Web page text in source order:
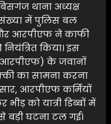
थाना अध्यक्ष
में पुलिस बल
आरपीएफ ने काफी
किया। इस
के जवानों
का सामना करना
आरपीएफ कर्मियों
को यात्री डिब्बों में
घटना टल गई।